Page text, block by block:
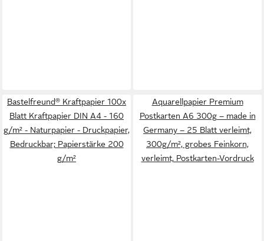
Bastelfreund® Kraftpapier 100x
Blatt Kraftpapier DIN A4 - 160
g/m² - Naturpapier - Druckpapier,
Bedruckbar; Papierstärke 200
g/m²
Aquarellpapier Premium
Postkarten A6 300g – made in
Germany – 25 Blatt verleimt,
300g/m², grobes Feinkorn,
verleimt, Postkarten-Vordruck